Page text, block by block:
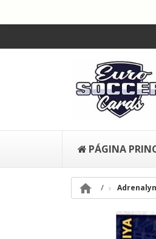
PÁGINA
